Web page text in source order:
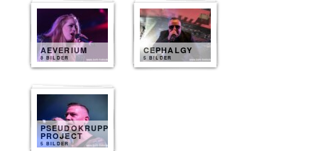
AEVERIUM
8 BILDER
CEPHALGY
5 BILDER
PSEUDOKRUPP
PROJECT
5 BILDER